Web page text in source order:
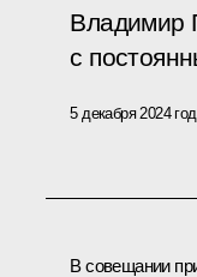
Владимир
с
5 декабря 2024
В совещании